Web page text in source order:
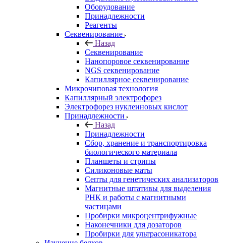
Оборудование
Принадлежности
Реагенты
Секвенирование
Назад
Секвенирование
Нанопоровое секвенирование
NGS секвенирование
Капиллярное секвенирование
Микрочиповая технология
Капиллярный электрофорез
Электрофорез нуклеиновых кислот
Принадлежности
Назад
Принадлежности
Сбор, хранение и транспортировка
биологического материала
Планшеты и стрипы
Силиконовые маты
Септы для генетических анализаторов
Магнитные штативы для выделения
РНК и работы с магнитными
частицами
Пробирки микроцентрифужные
Наконечники для дозаторов
Пробирки для ультрасоникатора